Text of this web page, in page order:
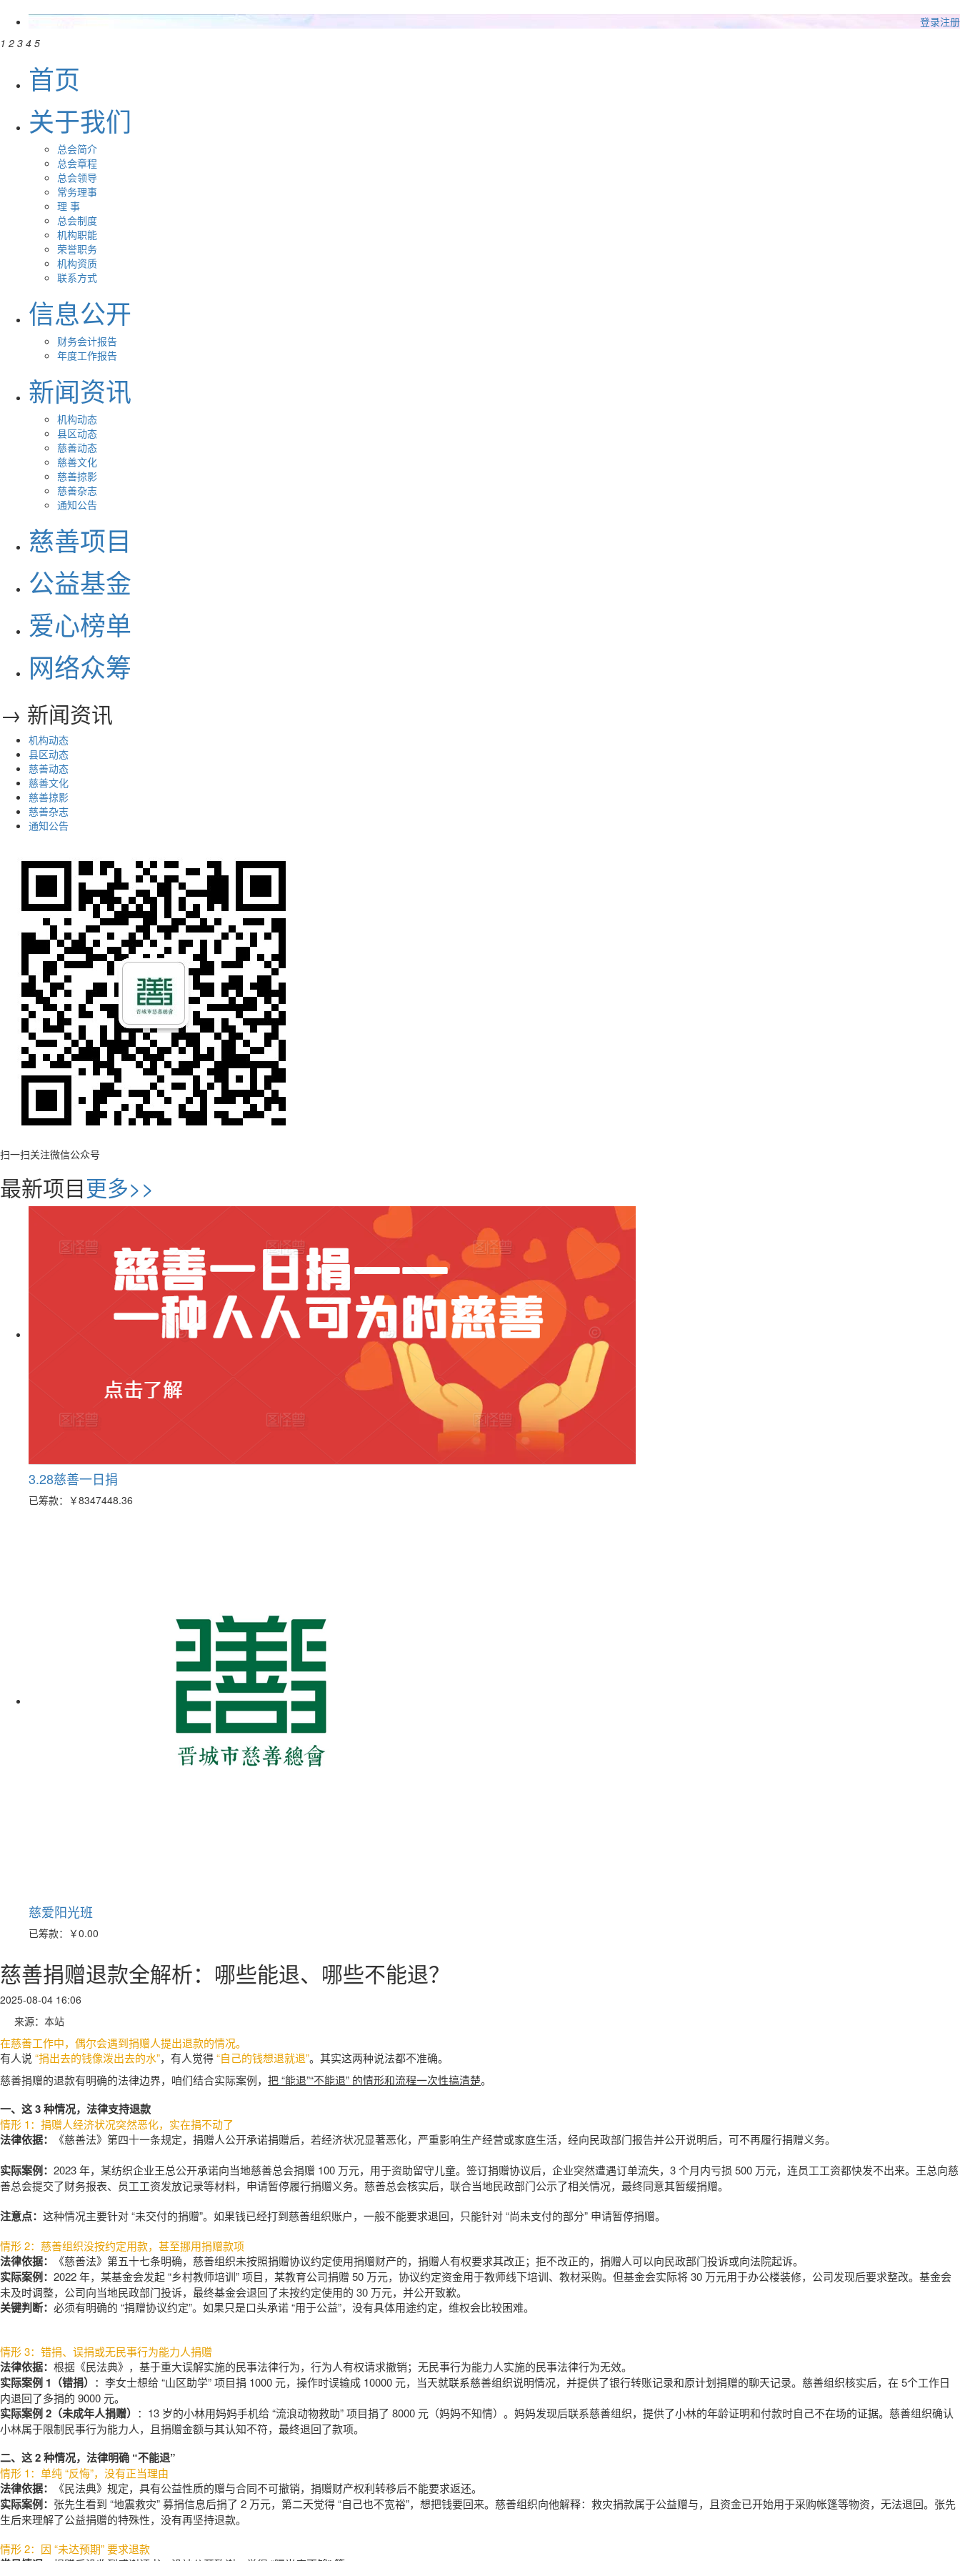
登录注册
1 2 3 4 5
首页
关于我们
总会简介
总会章程
总会领导
常务理事
理 事
总会制度
机构职能
荣誉职务
机构资质
联系方式
信息公开
财务会计报告
年度工作报告
新闻资讯
机构动态
县区动态
慈善动态
慈善文化
慈善掠影
慈善杂志
通知公告
慈善项目
公益基金
爱心榜单
网络众筹
→ 新闻资讯
机构动态
县区动态
慈善动态
慈善文化
慈善掠影
慈善杂志
通知公告
扫一扫关注微信公众号
最新项目更多>>
3.28慈善一日捐
已筹款： ￥8347448.36
慈爱阳光班
已筹款： ￥0.00
慈善捐赠退款全解析：哪些能退、哪些不能退？
2025-08-04 16:06
来源：本站
在慈善工作中，偶尔会遇到捐赠人提出退款的情况。
有人说 “捐出去的钱像泼出去的水”，有人觉得“自己的钱想退就退”。 其实这两种说法都不准确。
慈善捐赠的退款有明确的法律边界，咱们结合实际案例， 把 “能退”“不能退” 的情形和流程一次性搞清楚。
一、这 3 种情况，法律支持退款
情形 1：捐赠人经济状况突然恶化，实在捐不动了
法律依据： 《慈善法》第四十一条规定，捐赠人公开承诺捐赠后，若经济状况显著恶化，严重影响生产经营或家庭生活，经向民政部门报告并公开说明后，可不再履行捐赠义务。
实际案例： 2023 年，某纺织企业王总公开承诺向当地慈善总会捐赠 100 万元，用于资助留守儿童。签订捐赠协议后，企业突然遭遇订单流失，3 个月内亏损 500 万元，连员工工资都快发不出来。王总向慈
善总会提交了财务报表、员工工资发放记录等材料，申请暂停履行捐赠义务。慈善总会核实后，联合当地民政部门公示了相关情况，最终同意其暂缓捐赠。
注意点： 这种情况主要针对 “未交付的捐赠”。如果钱已经打到慈善组织账户，一般不能要求退回，只能针对 “尚未支付的部分” 申请暂停捐赠。
情形 2：慈善组织没按约定用款，甚至挪用捐赠款项
法律依据： 《慈善法》第五十七条明确，慈善组织未按照捐赠协议约定使用捐赠财产的，捐赠人有权要求其改正；拒不改正的，捐赠人可以向民政部门投诉或向法院起诉。
实际案例： 2022 年，某基金会发起 “乡村教师培训” 项目，某教育公司捐赠 50 万元，协议约定资金用于教师线下培训、教材采购。但基金会实际将 30 万元用于办公楼装修，公司发现后要求整改。基金会
未及时调整，公司向当地民政部门投诉，最终基金会退回了未按约定使用的 30 万元，并公开致歉。
关键判断： 必须有明确的 “捐赠协议约定”。如果只是口头承诺 “用于公益”，没有具体用途约定，维权会比较困难。
情形 3：错捐、误捐或无民事行为能力人捐赠
法律依据： 根据《民法典》，基于重大误解实施的民事法律行为，行为人有权请求撤销；无民事行为能力人实施的民事法律行为无效。
实际案例 1（错捐） ：李女士想给 “山区助学” 项目捐 1000 元，操作时误输成 10000 元，当天就联系慈善组织说明情况，并提供了银行转账记录和原计划捐赠的聊天记录。慈善组织核实后，在 5个工作日
内退回了多捐的 9000 元。
实际案例 2（未成年人捐赠） ：13 岁的小林用妈妈手机给 “流浪动物救助” 项目捐了 8000 元（妈妈不知情）。妈妈发现后联系慈善组织，提供了小林的年龄证明和付款时自己不在场的证据。慈善组织确认
小林属于限制民事行为能力人，且捐赠金额与其认知不符，最终退回了款项。
二、这 2 种情况，法律明确 “不能退”
情形 1：单纯 “反悔”，没有正当理由
法律依据： 《民法典》规定，具有公益性质的赠与合同不可撤销，捐赠财产权利转移后不能要求返还。
实际案例： 张先生看到 “地震救灾” 募捐信息后捐了 2 万元，第二天觉得 “自己也不宽裕”，想把钱要回来。慈善组织向他解释：救灾捐款属于公益赠与，且资金已开始用于采购帐篷等物资，无法退回。张先
生后来理解了公益捐赠的特殊性，没有再坚持退款。
情形 2：因 “未达预期” 要求退款